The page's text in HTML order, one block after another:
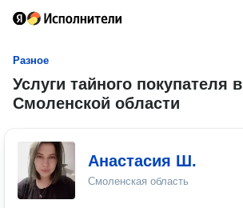
Разное
Услуги тайного покупателя в
Смоленской области
Анастасия Ш.
Смоленская область